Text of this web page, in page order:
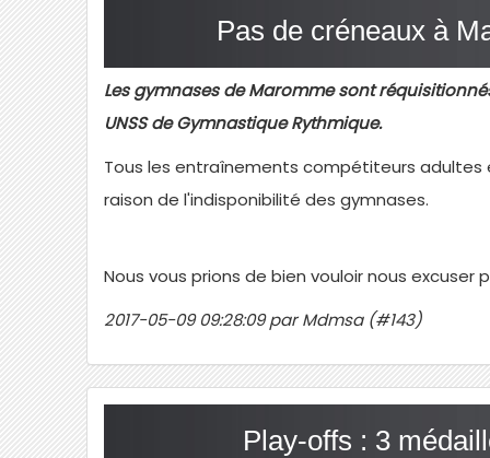
Pas de créneaux à
Les gymnases de Maromme sont
UNSS de Gymnastique Rythmique.
Tous les entraînements compétiteurs
raison de l'indisponibilité des gymnases.
Nous vous prions de bien vouloir nous
2017-05-09 09:28:09 par Mdmsa (#143)
Play-offs : 3